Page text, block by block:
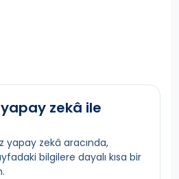
zekâ ile
yapay zekâ aracında,
bilgilere dayalı kısa bir